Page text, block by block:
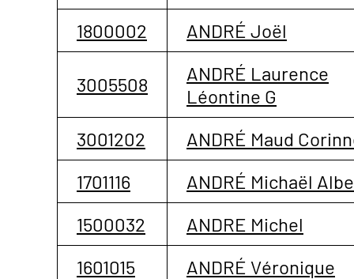
1800002
ANDRÉ Joël
3005508
ANDRÉ Laurence
Léontine G
3001202
ANDRÉ Maud
1701116
ANDRÉ Michaël
1500032
ANDRE Michel
1601015
ANDRÉ Véronique